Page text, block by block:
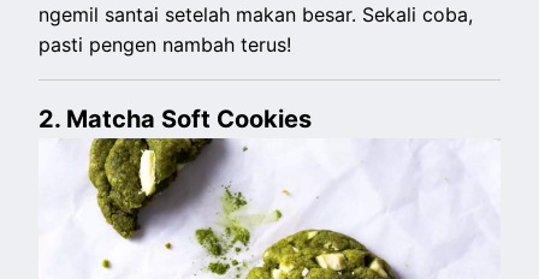
ngemil santai setelah makan besar. Sekali coba,
pasti pengen nambah terus!
2. Matcha Soft Cookies